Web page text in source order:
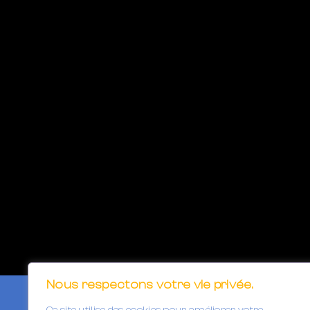
Nous respectons votre vie privée.